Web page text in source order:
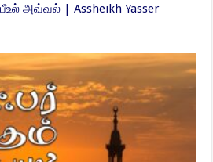
அவ்வல் | Assheikh Yasser